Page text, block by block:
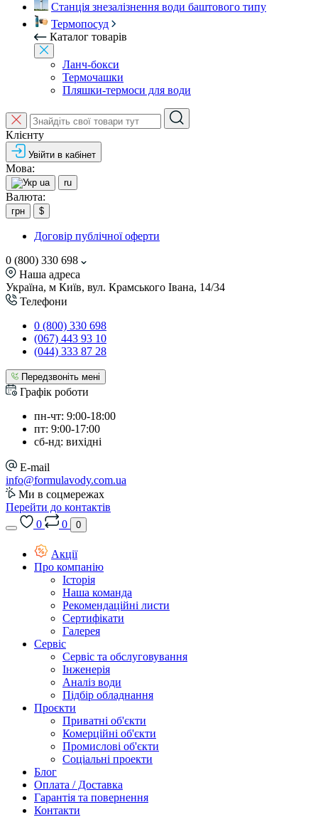
Станція знезалізнення води баштового типу
Термопосуд
Каталог товарів
Ланч-бокси
Термочашки
Пляшки-термоси для води
Клієнту
Увійти в кабінет
Мова:
ua ru
Валюта:
грн $
Договір публічної оферти
0 (800) 330 698
Наша адреса
Україна, м Київ, вул. Крамського Івана, 14/34
Телефони
0 (800) 330 698
(067) 443 93 10
(044) 333 87 28
Передзвоніть мені
Графік роботи
пн-чт: 9:00-18:00
пт: 9:00-17:00
сб-нд: вихідні
E-mail
info@formulavody.com.ua
Ми в соцмережах
Перейти до контактів
0
0 0
Акції
Про компанію
Історія
Наша команда
Рекомендаційні листи
Сертифікати
Галерея
Сервіс
Сервіс та обслуговування
Інженерія
Аналіз води
Підбір обладнання
Проєкти
Приватні об'єкти
Комерційні об'єкти
Промислові об'єкти
Соціальні проекти
Блог
Оплата / Доставка
Гарантія та повернення
Контакти